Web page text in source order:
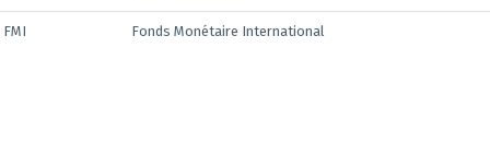
FMI Fonds Monétaire International